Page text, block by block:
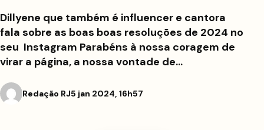
Dillyene que também é influencer e cantora
fala sobre as boas boas resoluções de 2024 no
seu Instagram Parabéns à nossa coragem de
virar a página, a nossa vontade de…
Redação RJ5 jan 2024, 16h57